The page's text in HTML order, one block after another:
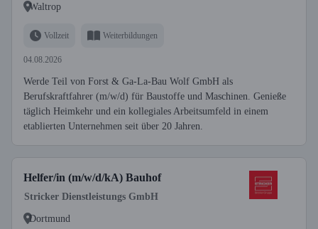
Waltrop
Vollzeit Weiterbildungen
04.08.2026
Werde Teil von Forst & Ga-La-Bau Wolf GmbH als
Berufskraftfahrer (m/w/d) für Baustoffe und Maschinen. Genieße
täglich Heimkehr und ein kollegiales Arbeitsumfeld in einem
etablierten Unternehmen seit über 20 Jahren.
Helfer/in (m/w/d/kA) Bauhof
Stricker Dienstleistungs GmbH
Dortmund